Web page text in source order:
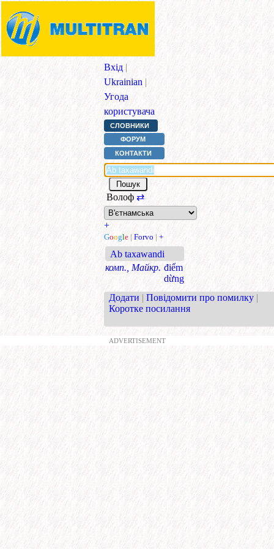
Вхід |
Ukrainian |
Угода
користувача
СЛОВНИКИ
ФОРУМ
КОНТАКТИ
Волоф ⇄
+
Google | Forvo | +
Ab taxawandi
комп., Майкр. điểm
dừng
Додати | Повідомити про помилку |
Коротке посилання
ADVERTISEMENT